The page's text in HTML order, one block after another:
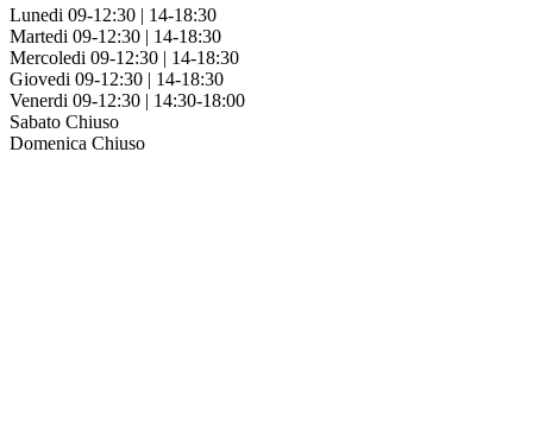
Lunedi 09-12:30 | 14-18:30
Martedi 09-12:30 | 14-18:30
Mercoledi 09-12:30 | 14-18:30
Giovedi 09-12:30 | 14-18:30
Venerdi 09-12:30 | 14:30-18:00
Sabato Chiuso
Domenica Chiuso